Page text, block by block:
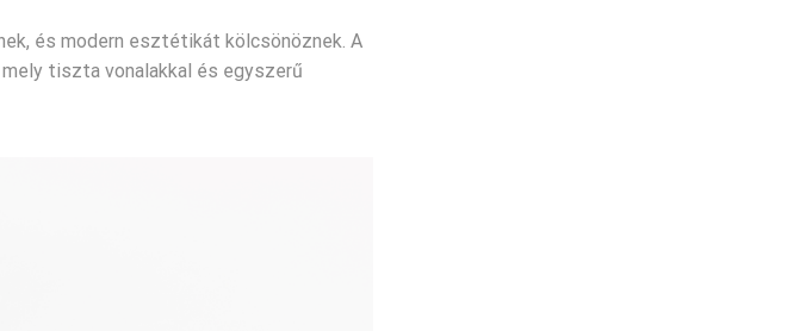
és modern esztétikát kölcsönöznek. A
tiszta vonalakkal és egyszerű